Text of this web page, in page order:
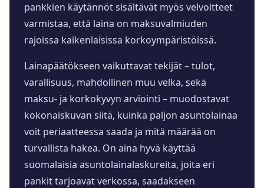
pankkien käytännöt sisältävät myös velvoitteet
varmistaa, että laina on maksuvalmiuden
rajoissa kaikenlaisissa korkoympäristöissä.
Lainapäätökseen vaikuttavat tekijät – tulot,
varallisuus, mahdollinen muu velka, sekä
maksu- ja korkokyvyn arviointi – muodostavat
kokonaiskuvan siitä, kuinka paljon asuntolainaa
voit periaatteessa saada ja mitä määrää on
turvallista hakea. On aina hyvä käyttää
suomalaisia asuntolainalaskureita, joita eri
pankit tarjoavat verkossa, saadakseen